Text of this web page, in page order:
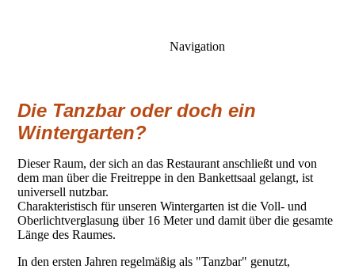
Navigation
Die Tanzbar oder doch ein
Wintergarten?
Dieser Raum, der sich an das Restaurant anschließt und von
dem man über die Freitreppe in den Bankettsaal gelangt, ist
universell nutzbar.
Charakteristisch für unseren Wintergarten ist die Voll- und
Oberlichtverglasung über 16 Meter und damit über die gesamte
Länge des Raumes.
In den ersten Jahren regelmäßig als "Tanzbar" genutzt,